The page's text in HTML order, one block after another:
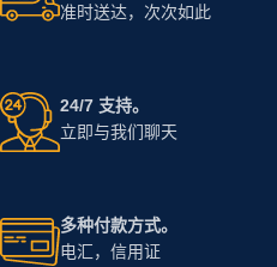
准时送达，次次如此
24/7 支持。
立即与我们聊天
多种付款方式。
电汇，信用证